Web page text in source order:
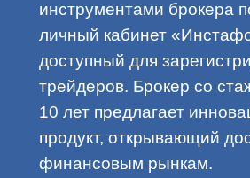
инструментами брокера
личный кабинет
доступный для
трейдеров. Брокер со
10 лет предлагает
продукт, открывающий
финансовым рынкам.